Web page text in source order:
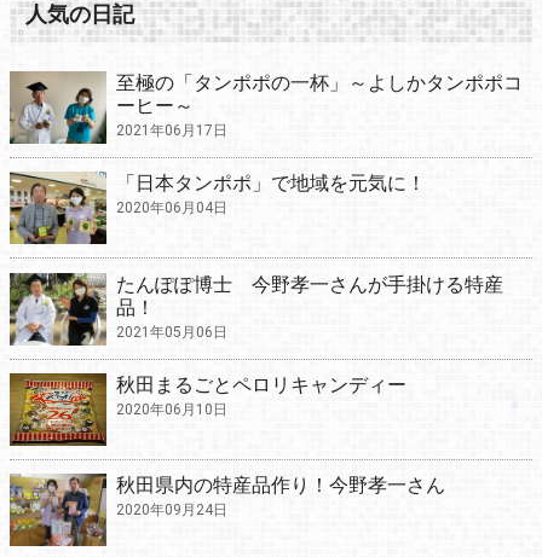
人気の日記
至極の「タンポポの一杯」～よしかタンポポコ
ーヒー～
2021年06月17日
「日本タンポポ」で地域を元気に！
2020年06月04日
たんぽぽ博士 今野孝一さんが手掛ける特産
品！
2021年05月06日
秋田まるごとペロリキャンディー
2020年06月10日
秋田県内の特産品作り！今野孝一さん
2020年09月24日